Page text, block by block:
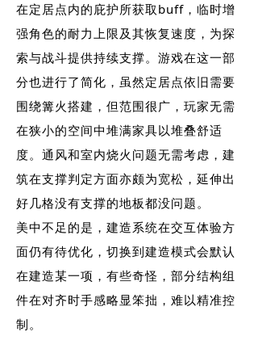
在定居点内的庇护所获取buff，临时增
强角色的耐力上限及其恢复速度，为探
索与战斗提供持续支撑。游戏在这一部
分也进行了简化，虽然定居点依旧需要
围绕篝火搭建，但范围很广，玩家无需
在狭小的空间中堆满家具以堆叠舒适
度。通风和室内烧火问题无需考虑，建
筑在支撑判定方面亦颇为宽松，延伸出
好几格没有支撑的地板都没问题。
美中不足的是，建造系统在交互体验方
面仍有待优化，切换到建造模式会默认
在建造某一项，有些奇怪，部分结构组
件在对齐时手感略显笨拙，难以精准控
制。